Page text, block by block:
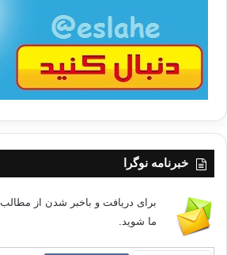
خبرنامه نوگرا
برای دریافت و باخبر شدن از
ما شوید.